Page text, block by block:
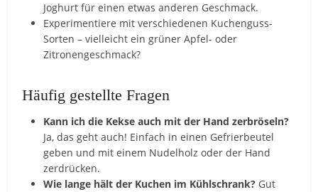
Joghurt für einen etwas anderen Geschmack.
Experimentiere mit verschiedenen Kuchenguss-
Sorten – vielleicht ein grüner Apfel- oder
Zitronengeschmack?
Häufig gestellte Fragen
Kann ich die Kekse auch mit der Hand zerbröseln?
Ja, das geht auch! Einfach in einen Gefrierbeutel
geben und mit einem Nudelholz oder der Hand
zerdrücken.
Wie lange hält der Kuchen im Kühlschrank? Gut